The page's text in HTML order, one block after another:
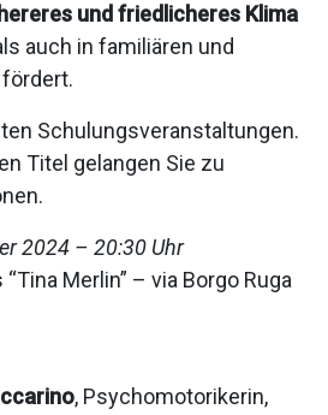
und friedlicheres Klima
auch in familiären und
Schulungsveranstaltungen.
Titel gelangen Sie zu
2024 – 20:30 Uhr
Merlin” – via Borgo Ruga
, Psychomotorikerin,